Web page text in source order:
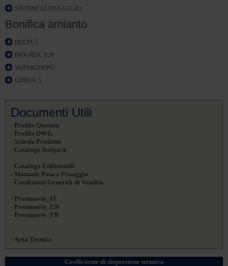
SISTEMI DI FISSAGGIO
Bonifica amianto
DELTA 5
ISOGREK H28
SUPERCOPPO
LITHOS 5
Documenti Utili
- Profilo Quotato
- Profilo DWG
- Scheda Prodotto
- Catalogo Isolpack
- Catalogo Edilmetalli
- Manuale Posa e Fissaggio
- Condizioni Generali di Vendita
- Prontuario_IT
- Prontuario_EN
- Prontuario_FR
- Area Tecnica
Coefficiente di dispersione termica